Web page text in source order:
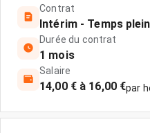
Contrat
Intérim - Temps plein
Durée du contrat
1 mois
Salaire
14,00 € à 16,00 €par